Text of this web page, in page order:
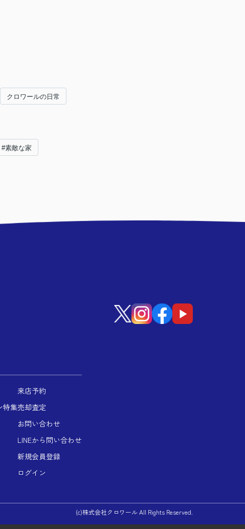
クロワールの日常
#素敵な家
特集
来店予約
売却査定
お問い合わせ
LINEから問い合わせ
新規会員登録
ログイン
(c)株式会社クロワール All Rights Reserved.